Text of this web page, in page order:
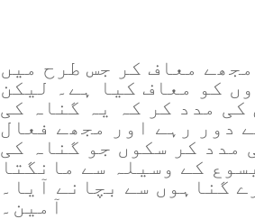
معاف کر جس طرح میں
کو معاف کیا ہے۔ لیکن
کی مدد کر کہ یہ گناہ کی
دور رہے اور مجھے فعال
مدد کر سکوں جو گناہ کی
کے وسیلہ سے مانگتا
گناہوں سے بچانے آیا۔
آمین۔